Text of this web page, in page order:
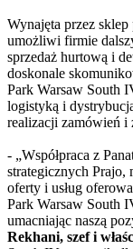
Wynajęta przez
umożliwi firmie
sprzedaż hurtową i
doskonale
Park Warsaw South
logistyką i
realizacji zamówień i
- „Współpraca z
strategicznych Prajo,
oferty i usług
Park Warsaw South
umacniając naszą
Rekhani, szef i